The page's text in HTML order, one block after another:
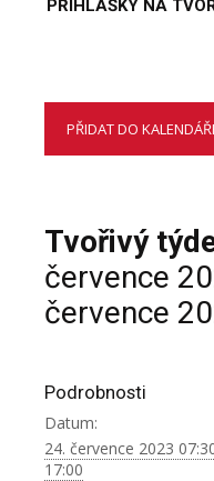
PŘIHLÁŠKY NA
PŘIDAT DO
Tvořivý
července
července
Podrobnosti
Datum:
24. července 2023
17:00